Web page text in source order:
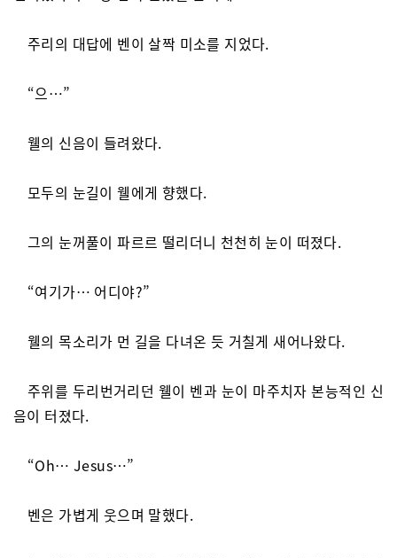
주리의 대답에 벤이 살짝 미소를 지었다.
“으…”
웰의 신음이 들려왔다.
모두의 눈길이 웰에게 향했다.
그의 눈꺼풀이 파르르 떨리더니 천천히 눈이 떠졌다.
“여기가… 어디야?”
웰의 목소리가 먼 길을 다녀온 듯 거칠게 새어나왔다.
주위를 두리번거리던 웰이 벤과 눈이 마주치자 본능적인 신
음이 터졌다.
“Oh… Jesus…”
벤은 가볍게 웃으며 말했다.